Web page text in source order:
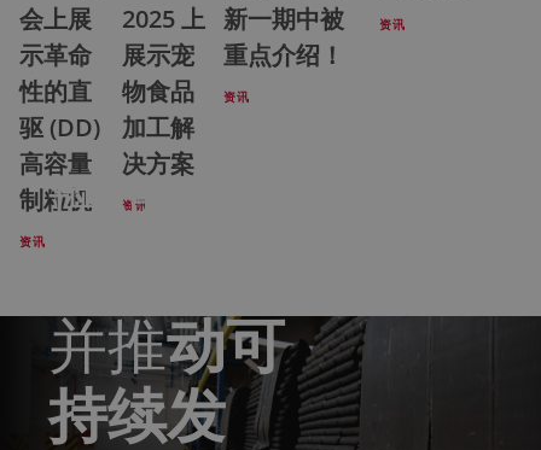
会上展
示革命
性的直
驱 (DD)
高容量
制粒机
资讯
2025 上
展示宠
物食品
加工解
决方案
资讯
新一期中被
重点介绍！
资讯
资讯
增强您的
并推动可
持续发